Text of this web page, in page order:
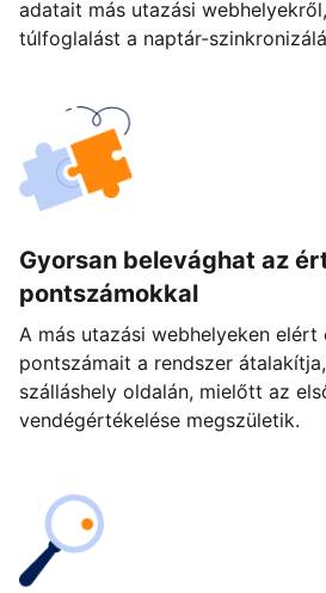
adatait más utazási
túlfoglalást a naptár-
Gyorsan belevághat az
pontszámokkal
A más utazási webhelyeken elért
pontszámait a rendszer
szálláshely oldalán, mielőtt az
vendégértékelése megszületik.